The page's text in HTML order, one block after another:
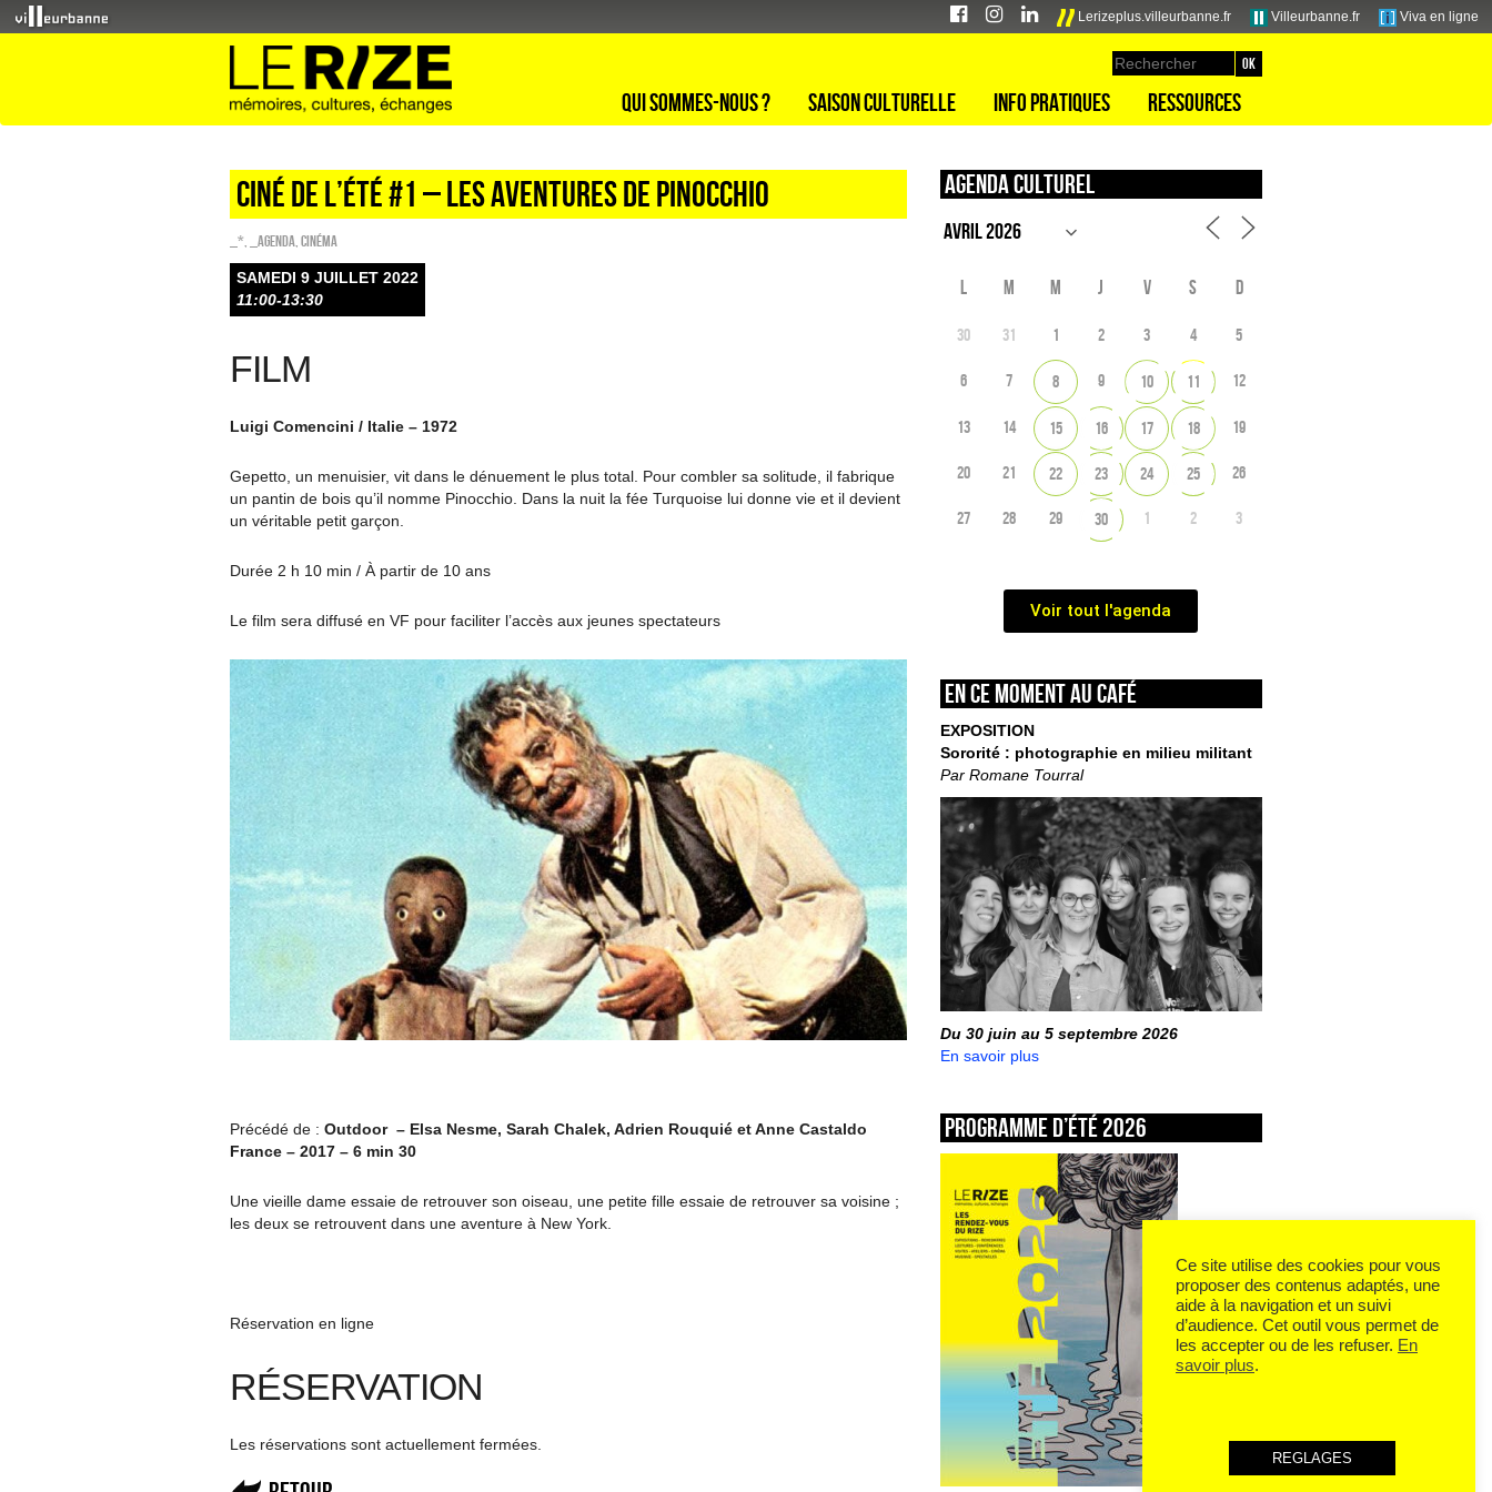
Lerizeplus.villeurbanne.fr Villeurbanne.fr Viva en ligne
Qui sommes-nous ? Saison culturelle Info pratiques Ressources
Ciné de l’été #1 – Les aventures de Pinocchio
_* _Agenda Cinéma
SAMEDI 9 JUILLET 2022
11:00-13:30
FILM
Luigi Comencini / Italie – 1972
Gepetto, un menuisier, vit dans le dénuement le plus total. Pour combler sa solitude, il fabrique
un pantin de bois qu’il nomme Pinocchio. Dans la nuit la fée Turquoise lui donne vie et il devient
un véritable petit garçon.
Durée 2 h 10 min / À partir de 10 ans
Le film sera diffusé en VF pour faciliter l’accès aux jeunes spectateurs
Précédé de : Outdoor – Elsa Nesme, Sarah Chalek, Adrien Rouquié et Anne Castaldo
France – 2017 – 6 min 30
Une vieille dame essaie de retrouver son oiseau, une petite fille essaie de retrouver sa voisine ;
les deux se retrouvent dans une aventure à New York.
Réservation en ligne
RÉSERVATION
Les réservations sont actuellement fermées.
Agenda culturel
L M M J V S D
30 31 1 2 3 4 5
6 7 8 9 10 11 12
13 14 15 16 17 18 19
20 21 22 23 24 25 26
27 28 29 30 1 2 3
Voir tout l'agenda
En ce moment au café
EXPOSITION
Sororité : photographie en milieu militant
Par Romane Tourral
Du 30 juin au 5 septembre 2026
En savoir plus
Programme d’été 2026
Ce site utilise des cookies pour vous
proposer des contenus adaptés, une
aide à la navigation et un suivi
d’audience. Cet outil vous permet de
les accepter ou de les refuser. En
savoir plus.
REGLAGES